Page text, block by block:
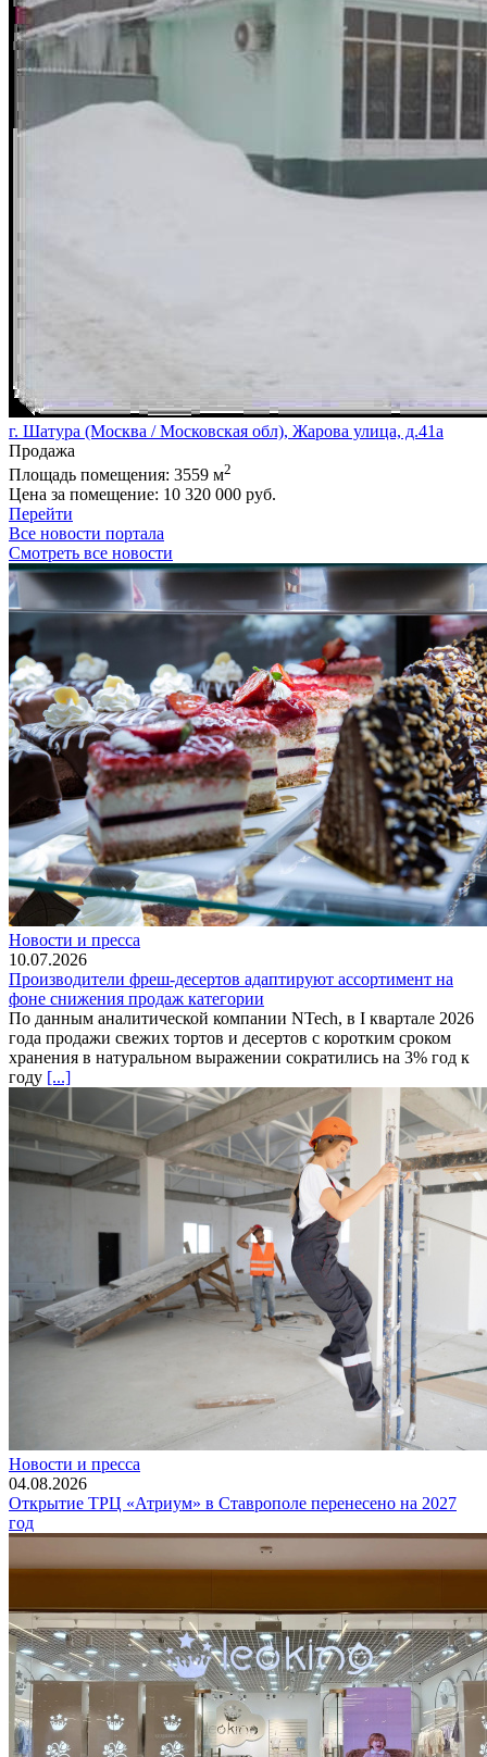
г. Шатура (Москва / Московская обл), Жарова улица, д.41а
Продажа
Площадь помещения: 3559 м2
Цена за помещение: 10 320 000 руб.
Перейти
Все новости портала
Смотреть все новости
Новости и пресса
10.07.2026
Производители фреш-десертов адаптируют ассортимент на
фоне снижения продаж категории
По данным аналитической компании NTech, в I квартале 2026
года продажи свежих тортов и десертов с коротким сроком
хранения в натуральном выражении сократились на 3% год к
году [...]
Новости и пресса
04.08.2026
Открытие ТРЦ «Атриум» в Ставрополе перенесено на 2027
год